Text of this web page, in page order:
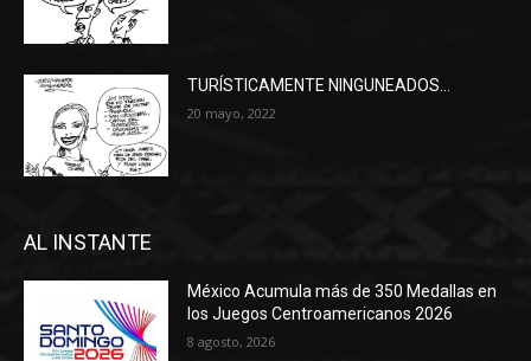
TURÍSTICAMENTE NINGUNEADOS…
20 mayo, 2022
AL INSTANTE
México Acumula más de 350 Medallas en
los Juegos Centroamericanos 2026
8 agosto, 2026